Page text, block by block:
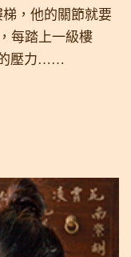
，他的關節就要
每踏上一級樓
的壓力……